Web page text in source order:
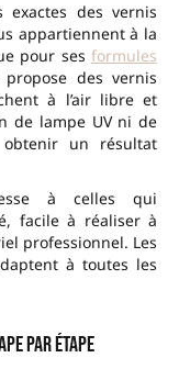
exactes des vernis
appartiennent à la
pour ses formules
des vernis
à l’air libre et
de lampe UV ni de
un résultat
à celles qui
facile à réaliser à
professionnel. Les
à toutes les
par étape